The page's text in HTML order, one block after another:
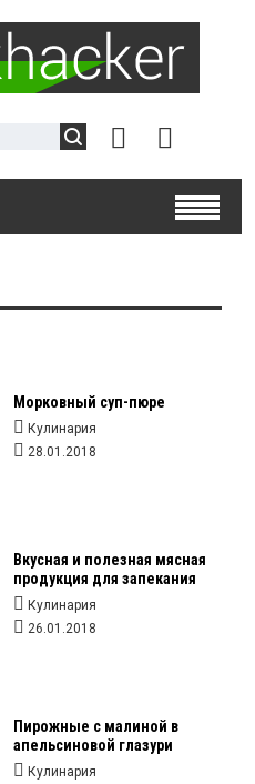
Морковный суп-пюре
Кулинария
28.01.2018
Вкусная и полезная мясная
продукция для запекания
Кулинария
26.01.2018
Пирожные с малиной в
апельсиновой глазури
Кулинария